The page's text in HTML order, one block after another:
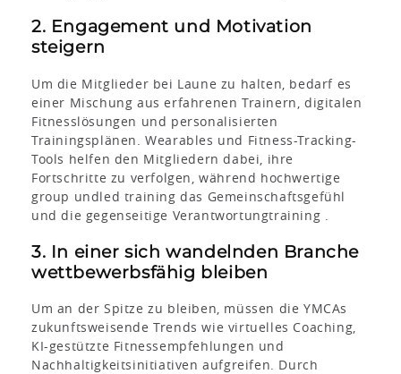
2. Engagement und Motivation
steigern
Um die Mitglieder bei Laune zu halten, bedarf es
einer Mischung aus erfahrenen Trainern, digitalen
Fitnesslösungen und personalisierten
Trainingsplänen. Wearables und Fitness-Tracking-
Tools helfen den Mitgliedern dabei, ihre
Fortschritte zu verfolgen, während hochwertige
group undled training das Gemeinschaftsgefühl
und die gegenseitige Verantwortungtraining .
3. In einer sich wandelnden Branche
wettbewerbsfähig bleiben
Um an der Spitze zu bleiben, müssen die YMCAs
zukunftsweisende Trends wie virtuelles Coaching,
KI-gestützte Fitnessempfehlungen und
Nachhaltigkeitsinitiativen aufgreifen. Durch